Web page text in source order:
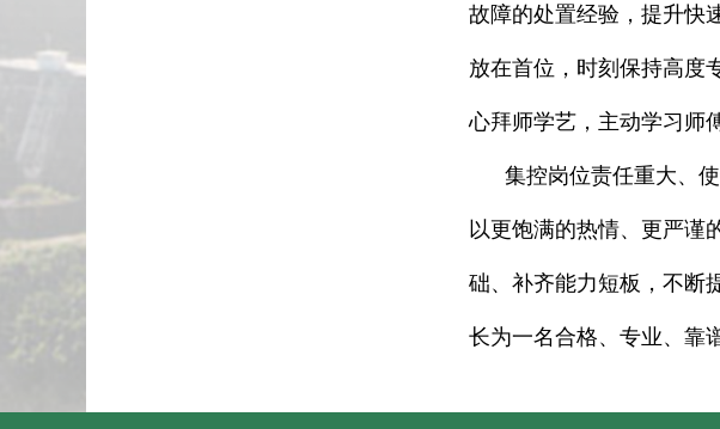
故障的处置经验，提升快
放在首位，时刻保持高度
心拜师学艺，主动学习师
集控岗位责任重大、使
以更饱满的热情、更严谨
础、补齐能力短板，不断
长为一名合格、专业、靠